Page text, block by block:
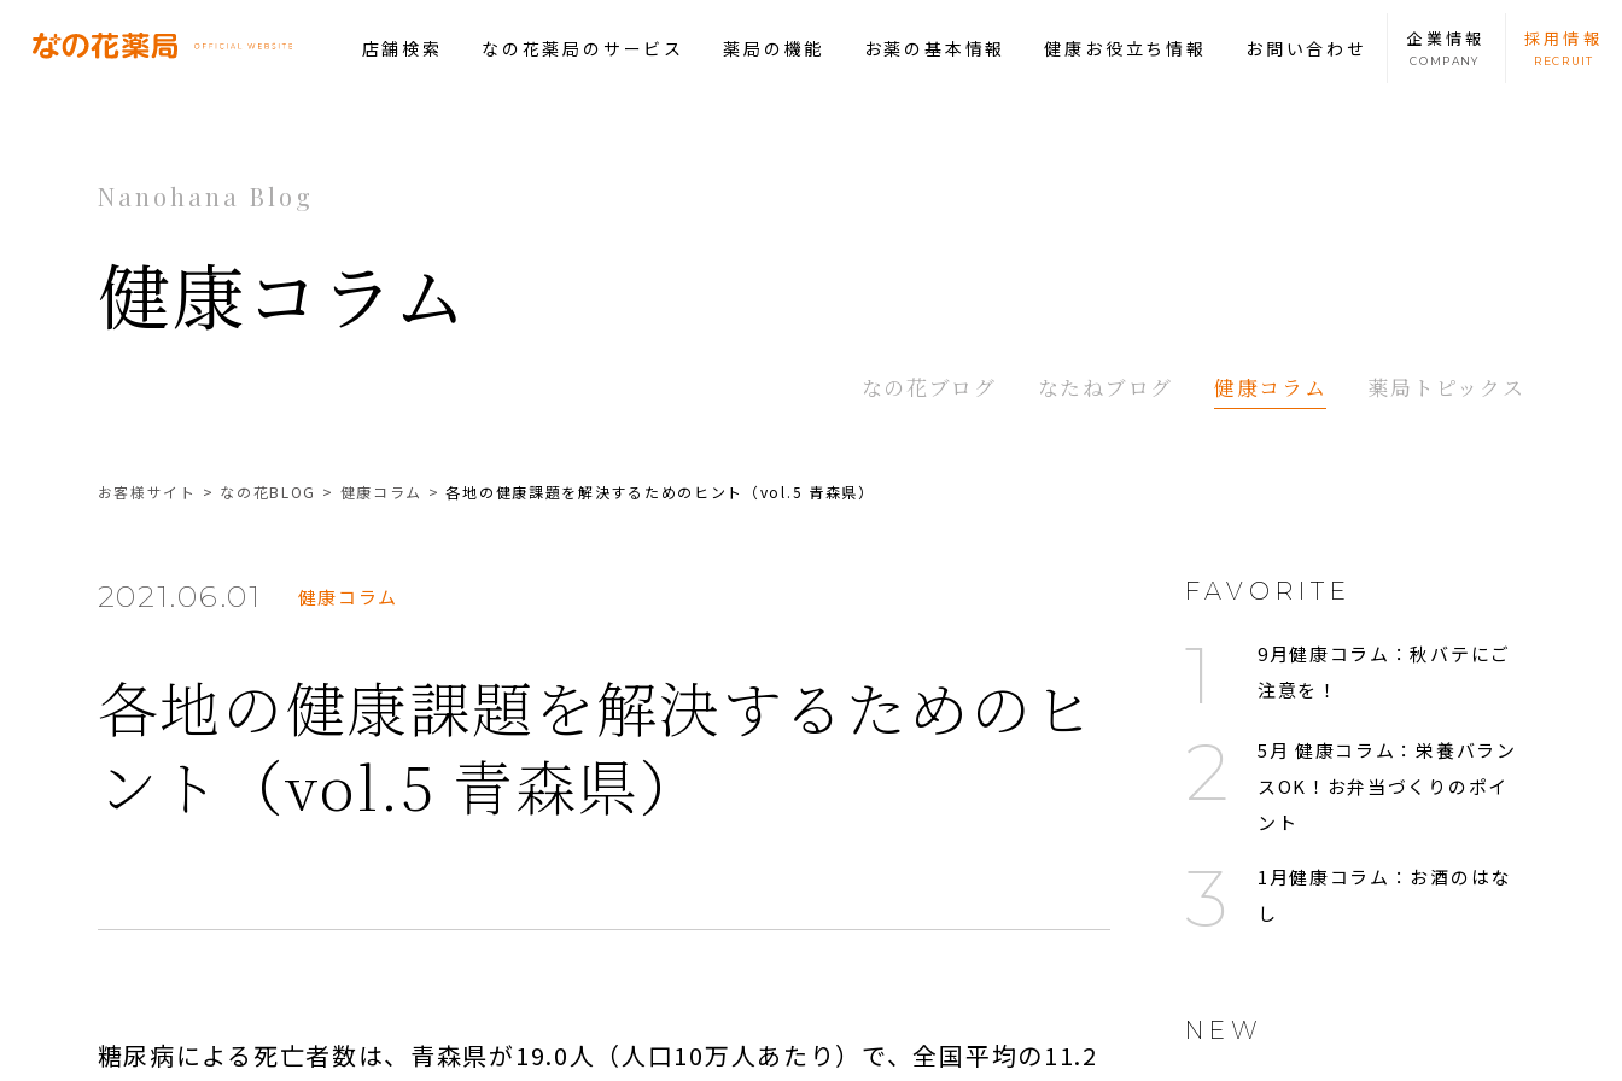
店舗検索 なの花薬局のサービス 薬局の機能 お薬の基本情報 健康お役立ち情報 お問い合わせ 企業情報
COMPANY
採用情報
RECRUIT
Nanohana Blog
健康コラム
なの花 ブログ なたねブログ 健康コラム 薬局トピックス
お客様サイト なの花BLOG 健康コラム 各地の健康課題を解決するためのヒント（vol.5 青森県）
2021.06.01 健康コラム
各地の健康課題を解決するためのヒ
ント（vol.5 青森県）
糖尿病による死亡者数は、青森県が19.0人（人口10万人あたり）で、全国平均の11.2
FAVORITE
9月健康コラム：秋バテにご
注意を！
5月 健康コラム：栄養バラン
スOK！お弁当づくりのポイ
ント
1月健康コラム：お酒のはな
し
NEW